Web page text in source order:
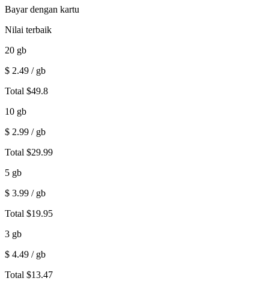
Bayar dengan kartu
Nilai terbaik
20 gb
$ 2.49 / gb
Total $49.8
10 gb
$ 2.99 / gb
Total $29.99
5 gb
$ 3.99 / gb
Total $19.95
3 gb
$ 4.49 / gb
Total $13.47